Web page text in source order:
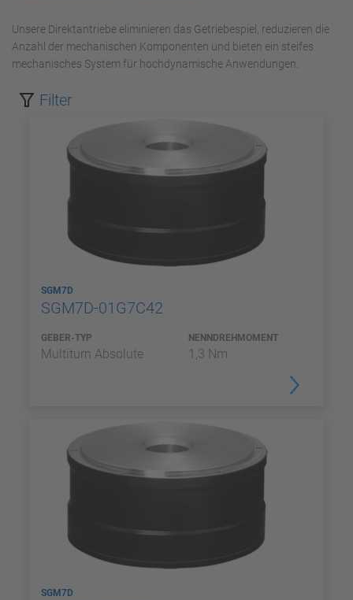
Unsere Direktantriebe eliminieren das Getriebespiel, reduzieren die
Anzahl der mechanischen Komponenten und bieten ein steifes
mechanisches System für hochdynamische Anwendungen.
Filter
SGM7D
SGM7D-01G7C42
GEBER-TYP
Multiturn Absolute
NENNDREHMOMENT
1,3 Nm
SGM7D